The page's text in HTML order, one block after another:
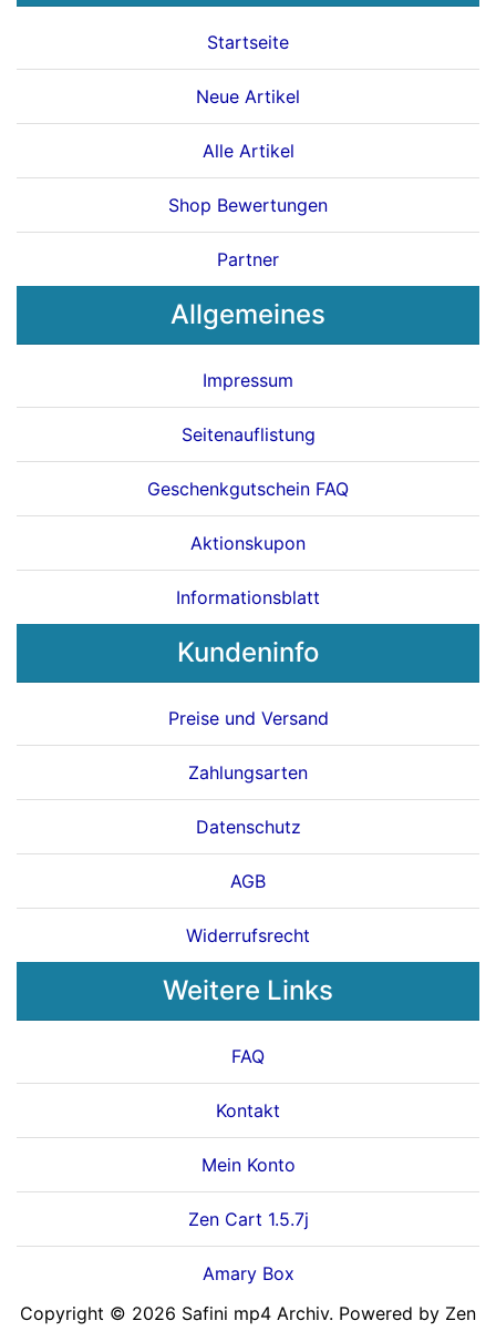
Startseite
Neue Artikel
Alle Artikel
Shop Bewertungen
Partner
Allgemeines
Impressum
Seitenauflistung
Geschenkgutschein FAQ
Aktionskupon
Informationsblatt
Kundeninfo
Preise und Versand
Zahlungsarten
Datenschutz
AGB
Widerrufsrecht
Weitere Links
FAQ
Kontakt
Mein Konto
Zen Cart 1.5.7j
Amary Box
Copyright © 2026 Safini mp4 Archiv. Powered by Zen